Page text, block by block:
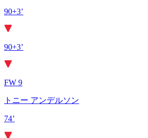
90+3’
90+3’
FW 9
トニー アンデルソン
74’